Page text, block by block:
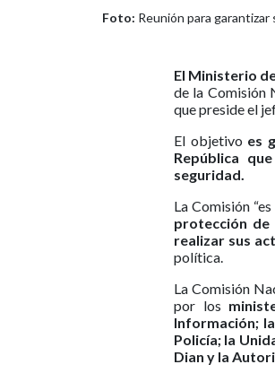
Foto: Reunión para
El Ministerio
de la Comisión
que preside el
El objetivo es
República
seguridad.
La Comisión
protección de
realizar sus
política.
La Comisión
por los
Información;
Policía; la
Dian y la